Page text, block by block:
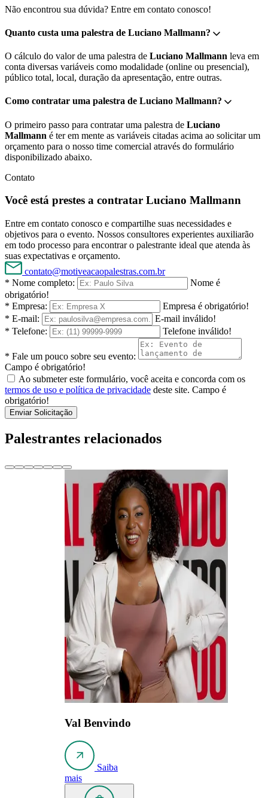
Não encontrou sua dúvida? Entre em contato conosco!
Quanto custa uma palestra de Luciano Mallmann?
O cálculo do valor de uma palestra de Luciano Mallmann leva em
conta diversas variáveis como modalidade (online ou presencial),
público total, local, duração da apresentação, entre outras.
Como contratar uma palestra de Luciano Mallmann?
O primeiro passo para contratar uma palestra de Luciano
Mallmann é ter em mente as variáveis citadas acima ao solicitar um
orçamento para o nosso time comercial através do formulário
disponibilizado abaixo.
Contato
Você está prestes a contratar Luciano Mallmann
Entre em contato conosco e compartilhe suas necessidades e
objetivos para o evento. Nossos consultores experientes auxiliarão
em todo processo para encontrar o palestrante ideal que atenda às
suas expectativas e orçamento.
contato@motiveacaopalestras.com.br
* Nome completo:
Nome é
obrigatório!
* Empresa:
Empresa é obrigatório!
* E-mail:
E-mail inválido!
* Telefone:
Telefone inválido!
* Fale um pouco sobre seu evento:
Campo é obrigatório!
Ao submeter este formulário, você aceita e concorda com os
termos de uso e política de privacidade deste site. Campo é
obrigatório!
Enviar Solicitação
Palestrantes relacionados
Val Benvindo
Saiba
mais